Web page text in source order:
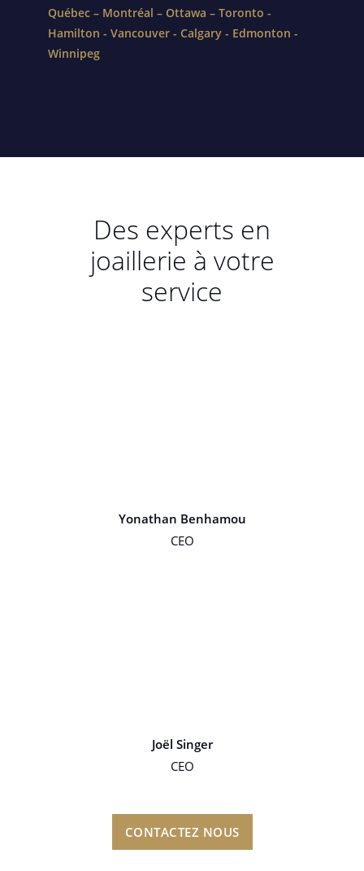
Québec – Montréal – Ottawa – Toronto -
Hamilton - Vancouver - Calgary - Edmonton -
Winnipeg
Des experts en
joaillerie à votre
service
Yonathan Benhamou
CEO
Joël Singer
CEO
CONTACTEZ NOUS